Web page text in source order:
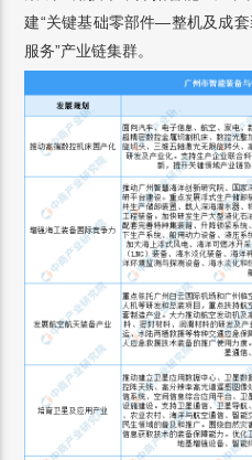
建“关键基础零部件—整机及成
服务”产业链集群。